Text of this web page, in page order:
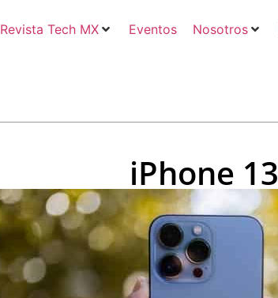
Revista Tech MX Eventos Nosotros
iPhone 13